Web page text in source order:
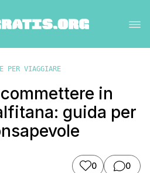
PER VIAGGIARE
in
guida per
0 0